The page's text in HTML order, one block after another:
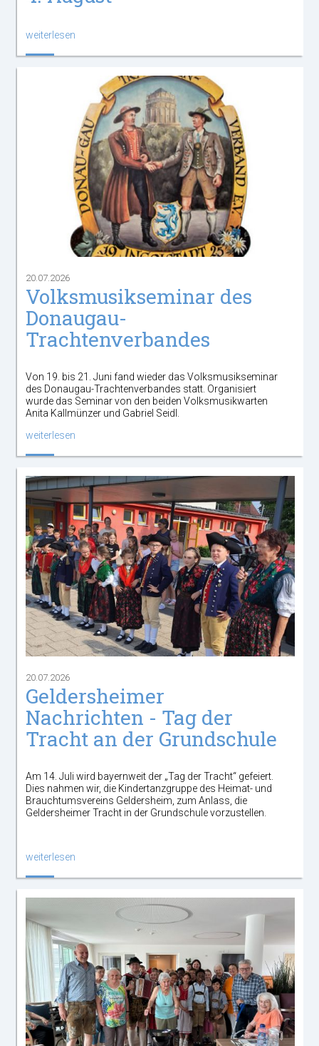
weiterlesen
20.07.2026
Volksmusikseminar des
Donaugau-
Trachtenverbandes
Von 19. bis 21. Juni fand wieder das Volksmusikseminar
des Donaugau-Trachtenverbandes statt. Organisiert
wurde das Seminar von den beiden Volksmusikwarten
Anita Kallmünzer und Gabriel Seidl.
weiterlesen
20.07.2026
Geldersheimer
Nachrichten - Tag der
Tracht an der Grundschule
Am 14. Juli wird bayernweit der „Tag der Tracht“ gefeiert.
Dies nahmen wir, die Kindertanzgruppe des Heimat- und
Brauchtumsvereins Geldersheim, zum Anlass, die
Geldersheimer Tracht in der Grundschule vorzustellen.
weiterlesen